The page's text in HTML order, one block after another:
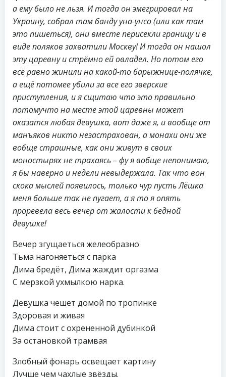
а ему было не льзя. И тогда он эмегрировал на
Украину, собрал там банду уна-унсо (или как там
это пишеться), они вместе перисекли границу и в
виде поляков захватили Москву! И тогда он нашол
эту царевну и стрёмно ей овладел. Но потом его
всё равно жинили на какой-то барыжнице-полячке,
а ещё потомее убили за все его зверские
приступления, и я сщитаю что это правильно
потомучто на месте этой царевны может
оказатся любая девушка, вот даже я, и вообще от
манъяков никто незастрахован, а монахи они же
вобще страшные, как они живут в своих
моностырях не трахаясь – фу я вобще непонимаю,
я бы наверно и недели невыдержала. Так что вон
скока мыслей появилось, только чур пусть Лёшка
меня больше так не пугает, а я то я опять
проревела весь вечер от жалости к бедной
девушке!
Вечер згущаеться желеобразно
Тьма нагоняеться с парка
Дима бредёт, Дима жаждит оргазма
С мерзкой ухмылкою нарка.
Девушка чешет домой по тропинке
Здоровая и живая
Дима стоит с охрененной дубинкой
За остановкой трамвая
Злобный фонарь освещает картину
Лучше чем чахлые звёзды.